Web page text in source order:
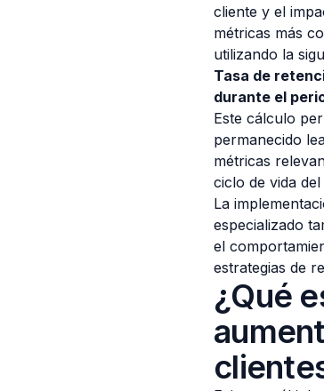
cliente y el
métricas más
utilizando la
Tasa de
durante el
Este cálculo
permanecido
métricas
ciclo de vida del
La
especializado
el
estrategias de
¿Qué